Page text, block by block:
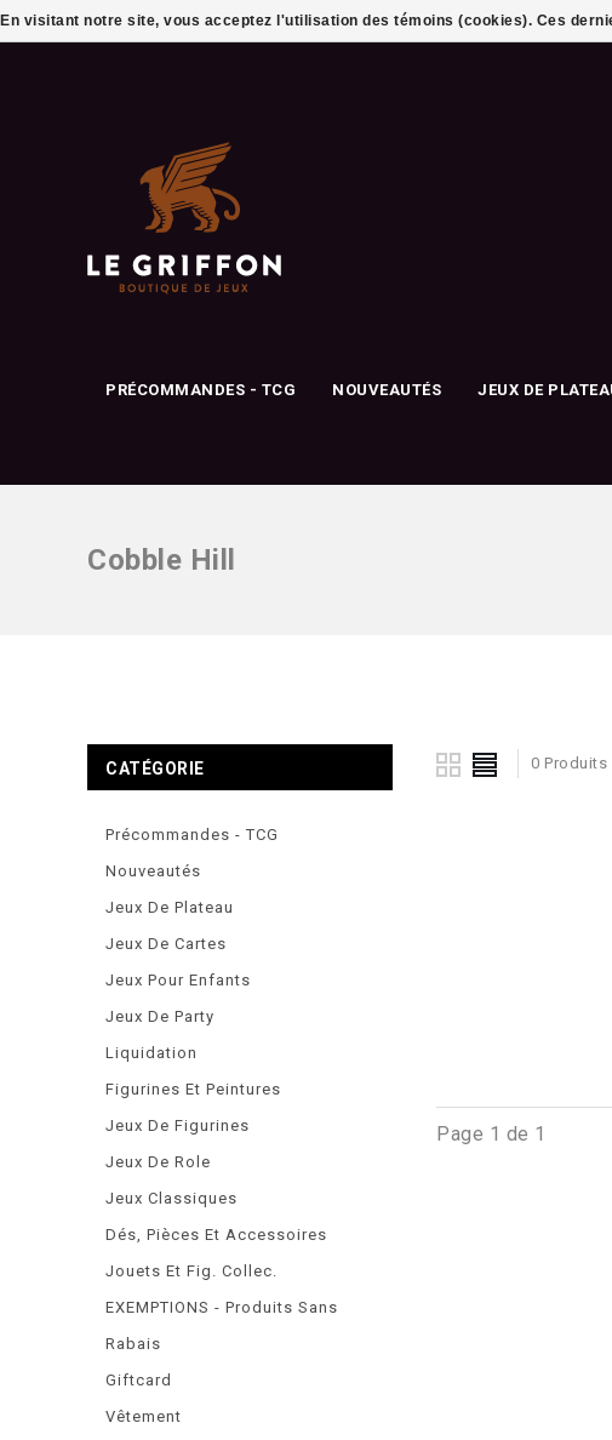
PRÉCOMMANDES - TCG NOUVEAUTÉS JEUX DE
Cobble Hill
0 Produits
Page 1 de 1
CATÉGORIE
Précommandes - TCG
Nouveautés
Jeux De Plateau
Jeux De Cartes
Jeux Pour Enfants
Jeux De Party
Liquidation
Figurines Et Peintures
Jeux De Figurines
Jeux De Role
Jeux Classiques
Dés, Pièces Et Accessoires
Jouets Et Fig. Collec.
EXEMPTIONS - Produits Sans
Rabais
Giftcard
Vêtement
En visitant notre site, vous acceptez l'utilisation des témoins (cookies). Ces